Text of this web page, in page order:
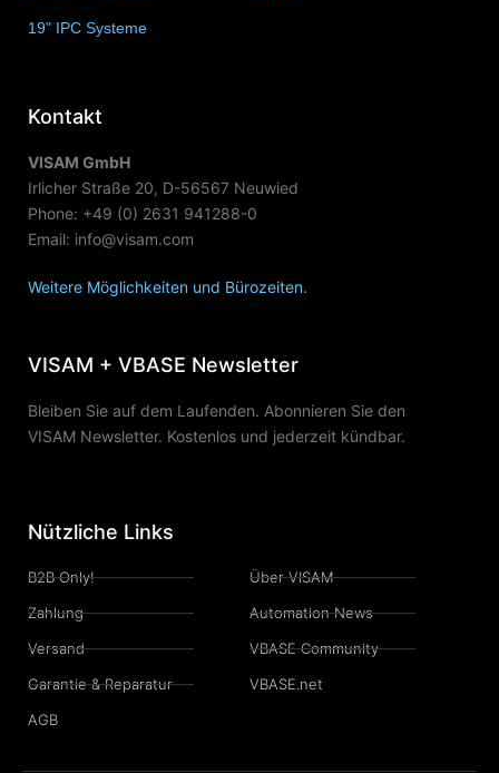
19" IPC Systeme
Kontakt
VISAM GmbH
Irlicher Straße 20, D-56567 Neuwied
Phone: +49 (0) 2631 941288-0
Email: info@visam.com
Weitere Möglichkeiten und Bürozeiten.
VISAM + VBASE Newsletter
Bleiben Sie auf dem Laufenden. Abonnieren Sie den
VISAM Newsletter. Kostenlos und jederzeit kündbar.
Nützliche Links
B2B Only!
Zahlung
Versand
Garantie & Reparatur
AGB
Über VISAM
Automation News
VBASE Community
VBASE.net